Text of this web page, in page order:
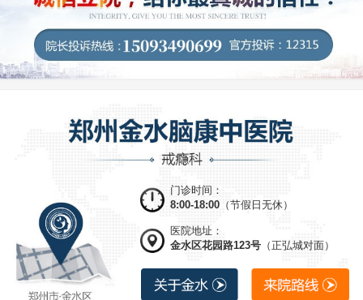
门诊时间：
8:00-18:00 （节假日无休）
医院地址：
金水区花园路123号 （正弘城对面）